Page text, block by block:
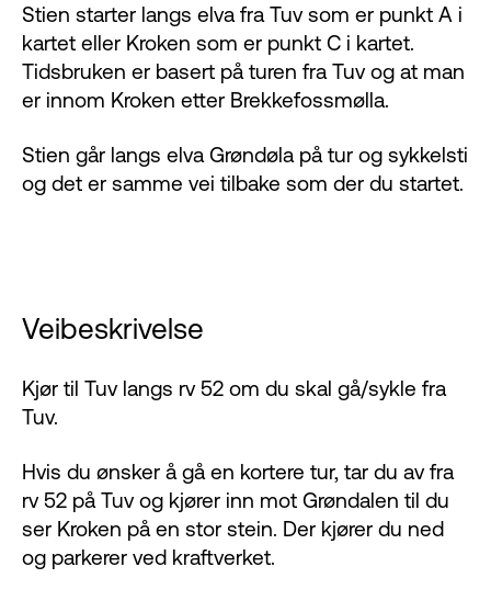
Stien starter langs elva fra Tuv som er punkt A i
kartet eller Kroken som er punkt C i kartet.
Tidsbruken er basert på turen fra Tuv og at man
er innom Kroken etter Brekkefossmølla.
Stien går langs elva Grøndøla på tur og sykkelsti
og det er samme vei tilbake som der du startet.
Veibeskrivelse
Kjør til Tuv langs rv 52 om du skal gå/sykle fra
Tuv.
Hvis du ønsker å gå en kortere tur, tar du av fra
rv 52 på Tuv og kjører inn mot Grøndalen til du
ser Kroken på en stor stein. Der kjører du ned
og parkerer ved kraftverket.